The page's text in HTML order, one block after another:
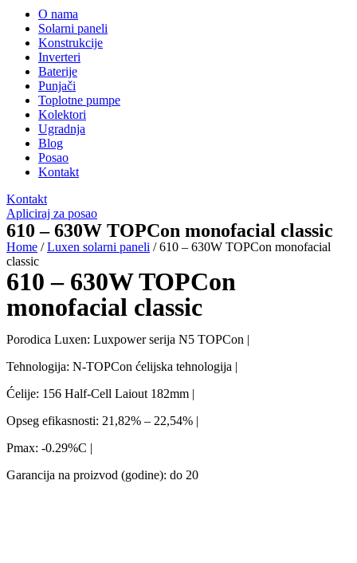
O nama
Solarni paneli
Konstrukcije
Inverteri
Baterije
Punjači
Toplotne pumpe
Kolektori
Ugradnja
Blog
Posao
Kontakt
Kontakt
Apliciraj za posao
610 – 630W TOPCon monofacial classic
Home /Luxen solarni paneli / 610 – 630W TOPCon monofacial
classic
610 – 630W TOPCon
monofacial classic
Porodica Luxen: Luxpower serija N5 TOPCon |
Tehnologija: N-TOPCon ćelijska tehnologija |
Ćelije: 156 Half-Cell Laiout 182mm |
Opseg efikasnosti: 21,82% – 22,54% |
Pmax: -0.29%C |
Garancija na proizvod (godine): do 20